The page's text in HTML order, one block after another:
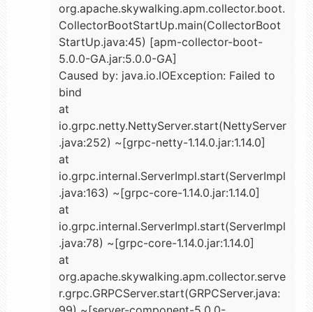
org.apache.skywalking.apm.collector.boot.
CollectorBootStartUp.main(CollectorBoot
StartUp.java:45) [apm-collector-boot-
5.0.0-GA.jar:5.0.0-GA]
Caused by: java.io.IOException: Failed to
bind
at
io.grpc.netty.NettyServer.start(NettyServer
.java:252) ~[grpc-netty-1.14.0.jar:1.14.0]
at
io.grpc.internal.ServerImpl.start(ServerImpl
.java:163) ~[grpc-core-1.14.0.jar:1.14.0]
at
io.grpc.internal.ServerImpl.start(ServerImpl
.java:78) ~[grpc-core-1.14.0.jar:1.14.0]
at
org.apache.skywalking.apm.collector.serve
r.grpc.GRPCServer.start(GRPCServer.java: